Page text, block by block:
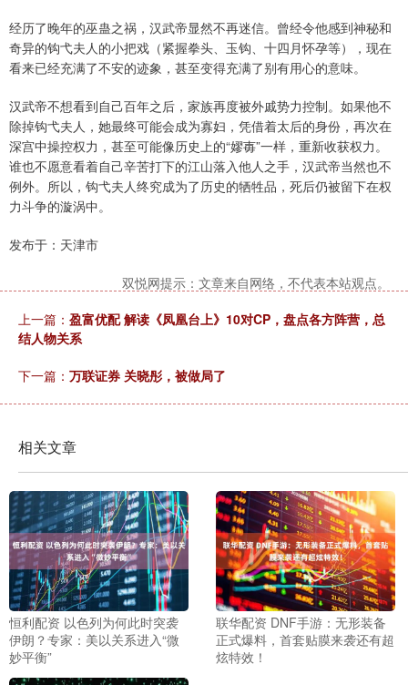
经历了晚年的巫蛊之祸，汉武帝显然不再迷信。曾经令他感到神秘和
奇异的钩弋夫人的小把戏（紧握拳头、玉钩、十四月怀孕等），现在
看来已经充满了不安的迹象，甚至变得充满了别有用心的意味。
汉武帝不想看到自己百年之后，家族再度被外戚势力控制。如果他不
除掉钩弋夫人，她最终可能会成为寡妇，凭借着太后的身份，再次在
深宫中操控权力，甚至可能像历史上的“嫪毐”一样，重新收获权力。
谁也不愿意看着自己辛苦打下的江山落入他人之手，汉武帝当然也不
例外。所以，钩弋夫人终究成为了历史的牺牲品，死后仍被留下在权
力斗争的漩涡中。
发布于：天津市
双悦网提示：文章来自网络，不代表本站观点。
上一篇： 盈富优配 解读《凤凰台上》10对CP，盘点各方阵营，总
结人物关系
下一篇： 万联证券 关晓彤，被做局了
相关文章
恒利配资 以色列为何此时突袭
伊朗？专家：美以关系进入“微
妙平衡”
联华配资 DNF手游：无形装备
正式爆料，首套贴膜来袭还有超
炫特效！